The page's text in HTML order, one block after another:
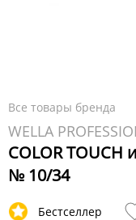
Все товары бренда
WELLA
COLOR
№ 10/34
Бестселлер